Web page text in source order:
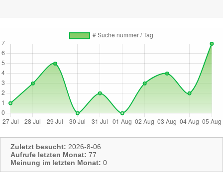
Zuletzt besucht: 2026-8-06
Aufrufe letzten Monat: 77
Meinung im letzten Monat: 0